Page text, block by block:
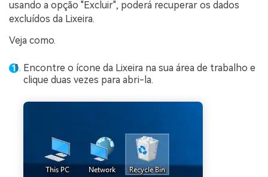
usando a opção "Excluir", poderá recuperar os dados
excluídos da Lixeira.
Veja como.
Encontre o ícone da Lixeira na sua área de trabalho e
clique duas vezes para abri-la.